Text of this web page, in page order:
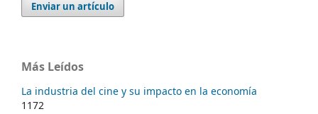
Enviar un artículo
Más Leídos
La industria del cine y su impacto en la economía
1172